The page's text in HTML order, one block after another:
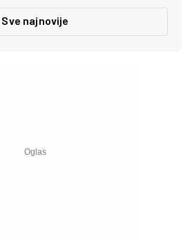
Sve najnovije